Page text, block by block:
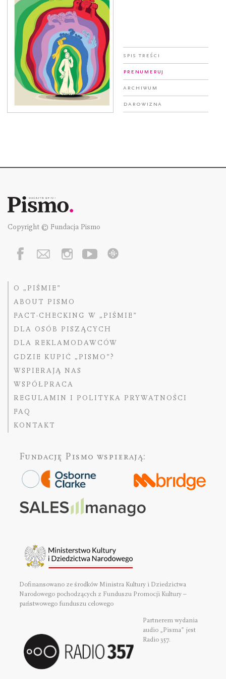
Spis treści
Prenumeruj
Archiwum
Darowizna
Copyright © Fundacja Pismo
O „PIŚMIE”
ABOUT PISMO
FACT-CHECKING W „PIŚMIE”
DLA OSÓB PISZĄCYCH
DLA REKLAMODAWCÓW
GDZIE KUPIĆ „PISMO”?
WSPIERAJĄ NAS
WSPÓŁPRACA
REGULAMIN I POLITYKA PRYWATNOŚCI
FAQ
KONTAKT
Fundację Pismo wspierają:
Dofinansowano ze środków Ministra Kultury i Dziedzictwa
Narodowego pochodzących z Funduszu Promocji Kultury –
państwowego funduszu celowego
Partnerem wydania
audio „Pisma” jest
Radio 357.